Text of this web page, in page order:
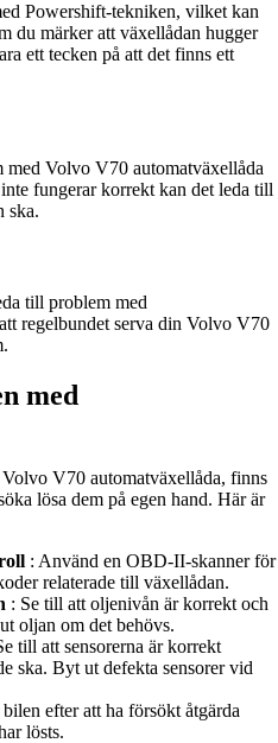
Powershift-tekniken, vilket kan
du märker att växellådan hugger
ett tecken på att det finns ett
Volvo V70 automatväxellåda
fungerar korrekt kan det leda till
ska.
till problem med
regelbundet serva din Volvo V70
med
V70 automatväxellåda, finns
lösa dem på egen hand. Här är
: Använd en OBD-II-skanner för
relaterade till växellådan.
: Se till att oljenivån är korrekt och
oljan om det behövs.
till att sensorerna är korrekt
ska. Byt ut defekta sensorer vid
bilen efter att ha försökt åtgärda
lösts.